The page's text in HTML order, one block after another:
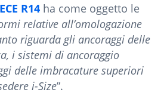
R14 ha come oggetto le
relative all’omologazione
riguarda gli ancoraggi delle
i sistemi di ancoraggio
delle imbracature superiori
i-Size”.